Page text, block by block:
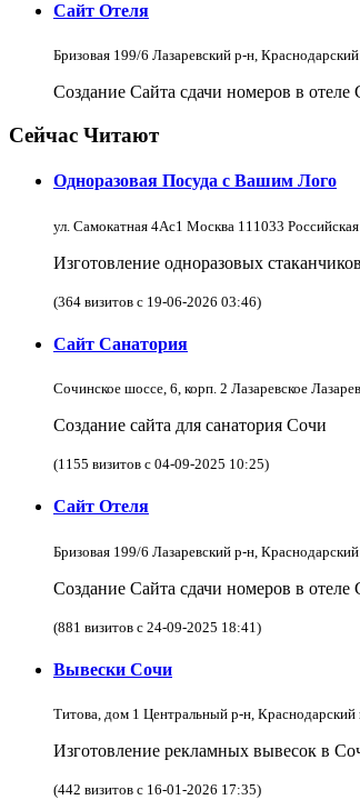
Сайт Отеля
Бризовая 199/6 Лазаревский р-н,
Создание Сайта сдачи номеров в
Сейчас Читают
Одноразовая Посуда с Вашим Лого
ул. Самокатная 4Ас1 Москва 111033
Изготовление одноразовых
(364 визитов с 19-06-2026 03:46)
Сайт Санатория
Сочинское шоссе, 6, корп. 2 Лазаревское
Создание сайта для санатория Сочи
(1155 визитов с 04-09-2025 10:25)
Сайт Отеля
Бризовая 199/6 Лазаревский р-н,
Создание Сайта сдачи номеров в
(881 визитов с 24-09-2025 18:41)
Вывески Сочи
Титова, дом 1 Центральный р-н, Краснодарский
Изготовление рекламных вывесок в
(442 визитов с 16-01-2026 17:35)